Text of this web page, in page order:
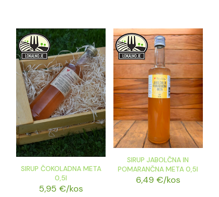
SIRUP ČOKOLADNA META
0,5l
5,95 €/kos
SIRUP JABOLČNA IN
POMARANČNA META 0,5l
6,49 €/kos